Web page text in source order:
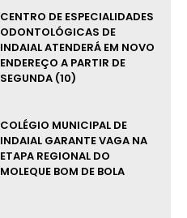
CENTRO DE ESPECIALIDADES
ODONTOLÓGICAS DE
INDAIAL ATENDERÁ EM NOVO
ENDEREÇO A PARTIR DE
SEGUNDA (10)
COLÉGIO MUNICIPAL DE
INDAIAL GARANTE VAGA NA
ETAPA REGIONAL DO
MOLEQUE BOM DE BOLA